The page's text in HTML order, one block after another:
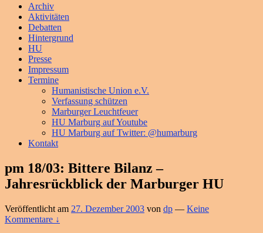
Primäres
Menü
Archiv
Aktivitäten
Debatten
Hintergrund
HU
Presse
Impressum
Termine
Humanistische Union e.V.
Verfassung schützen
Marburger Leuchtfeuer
HU Marburg auf Youtube
HU Marburg auf Twitter: @humarburg
Kontakt
pm 18/03: Bittere Bilanz –
Jahresrückblick der Marburger HU
Veröffentlicht am 27. Dezember 2003 von dp — Keine
Kommentare ↓